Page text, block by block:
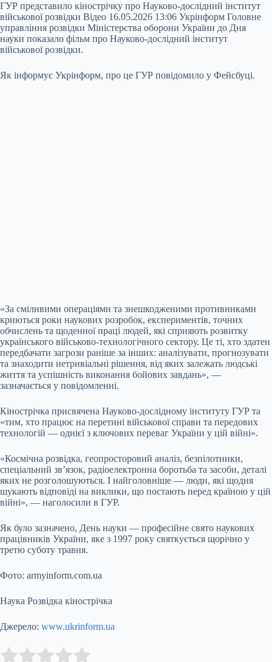
ГУР представило кінострічку про Науково-дослідний інститут
військової розвідки Відео 16.05.2026 13:06 Укрінформ Головне
управління розвідки Міністерства оборони України до Дня
науки показало фільм про Науково-дослідний інститут
військової розвідки.
Як інформує Укрінформ, про це ГУР повідомило у Фейсбуці.
«За сміливими операціями та знешкодженими противниками
криються роки наукових розробок, експериментів, точних
обчислень та щоденної праці людей, які сприяють розвитку
українського військово-технологічного сектору. Це ті, хто здатен
передбачати загрози раніше за інших: аналізувати, прогнозувати
та знаходити нетривіальні рішення, від яких залежать людські
життя та успішність виконання бойових завдань», —
зазначається у повідомленні.
Кінострічка присвячена Науково-дослідному інституту ГУР та
«тим, хто працює на перетині військової справи та передових
технологій — однієї з ключових переваг України у цій війні».
«Космічна розвідка, геопросторовий аналіз, безпілотники,
спеціальний зв’язок, радіоелектронна боротьба та засоби, деталі
яких не розголошуються. І найголовніше — люди, які щодня
шукають відповіді на виклики, що постають перед країною у цій
війні», — наголосили в ГУР.
Як було зазначено, День науки — професійне свято наукових
працівників України, яке з 1997 року святкується щорічно у
третю суботу травня.
Фото: armyinform.com.ua
Наука Розвідка кінострічка
Джерело: www.ukrinform.ua
Rate this item: